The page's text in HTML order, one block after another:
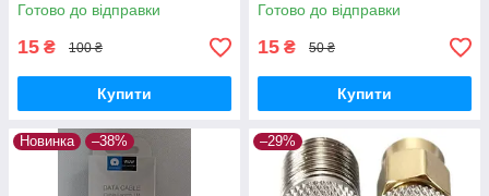
Готово до відправки
15 ₴ 100 ₴
Купити
Готово до відправки
15 ₴ 50 ₴
Купити
Новинка –38% –29%